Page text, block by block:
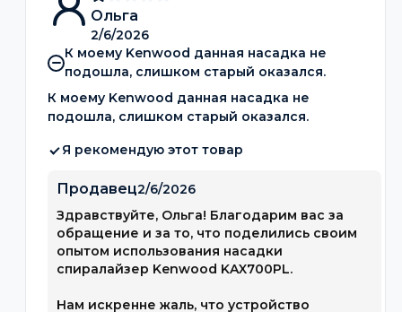
Ольга
2/6/2026
К моему Kenwood данная насадка не
подошла, слишком старый оказался.
К моему Kenwood данная насадка не
подошла, слишком старый оказался.
Я рекомендую этот товар
Продавец2/6/2026
Здравствуйте, Ольга! Благодарим вас за
обращение и за то, что поделились своим
опытом использования насадки
спиралайзер Kenwood KAX700PL.
Нам искренне жаль, что устройство